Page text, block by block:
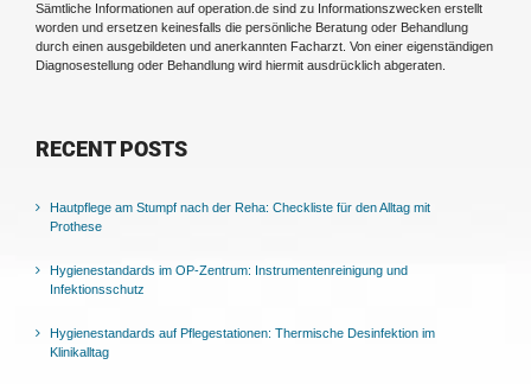
Sämtliche Informationen auf operation.de sind zu Informationszwecken erstellt
worden und ersetzen keinesfalls die persönliche Beratung oder Behandlung
durch einen ausgebildeten und anerkannten Facharzt. Von einer eigenständigen
Diagnosestellung oder Behandlung wird hiermit ausdrücklich abgeraten.
RECENT POSTS
Hautpflege am Stumpf nach der Reha: Checkliste für den Alltag mit
Prothese
Hygienestandards im OP-Zentrum: Instrumentenreinigung und
Infektionsschutz
Hygienestandards auf Pflegestationen: Thermische Desinfektion im
Klinikalltag